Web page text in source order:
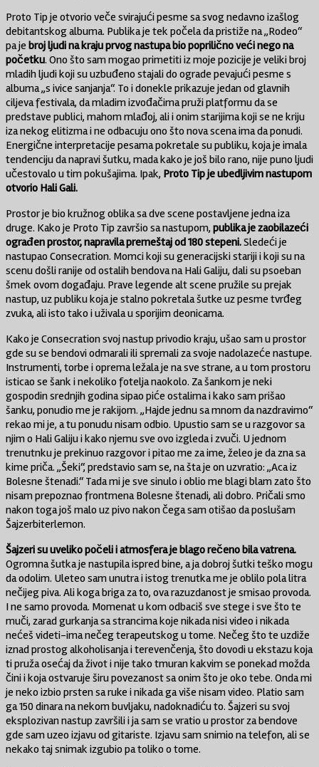
Proto Tip je otvorio veče svirajući pesme sa svog nedavno izašlog
debitantskog albuma. Publika je tek počela da pristiže na ,,Rodeo“
pa je broj ljudi na kraju prvog nastupa bio poprilično veći nego na
početku. Ono što sam mogao primetiti iz moje pozicije je veliki broj
mladih ljudi koji su uzbuđeno stajali do ograde pevajući pesme s
albuma „s ivice sanjanja“. To i donekle prikazuje jedan od glavnih
ciljeva festivala, da mladim izvođačima pruži platformu da se
predstave publici, mahom mlađoj, ali i onim starijima koji se ne kriju
iza nekog elitizma i ne odbacuju ono što nova scena ima da ponudi.
Energične interpretacije pesama pokretale su publiku, koja je imala
tendenciju da napravi šutku, mada kako je još bilo rano, nije puno ljudi
učestovalo u tim pokušajima. Ipak, Proto Tip je ubedljivim nastupom
otvorio Hali Gali.
Prostor je bio kružnog oblika sa dve scene postavljene jedna iza
druge. Kako je Proto Tip završio sa nastupom, publika je zaobilazeći
ograđen prostor, napravila premeštaj od 180 stepeni.Sledeći je
nastupao Consecration. Momci koji su generacijski stariji i koji su na
scenu došli ranije od ostalih bendova na Hali Galiju, dali su psoeban
šmek ovom događaju. Prave legende alt scene pružile su prejak
nastup, uz publiku koja je stalno pokretala šutke uz pesme tvrđeg
zvuka, ali isto tako i uživala u sporijim deonicama.
Kako je Consecration svoj nastup privodio kraju, ušao sam u prostor
gde su se bendovi odmarali ili spremali za svoje nadolazeće nastupe.
Instrumenti, torbe i oprema ležala je na sve strane, a u tom prostoru
isticao se šank i nekoliko fotelja naokolo. Za šankom je neki
gospodin srednjih godina sipao piće ostalima i kako sam prišao
šanku, ponudio me je rakijom. „Hajde jednu sa mnom da nazdravimo“
rekao mi je, a tu ponudu nisam odbio. Upustio sam se u razgovor sa
njim o Hali Galiju i kako njemu sve ovo izgleda i zvuči. U jednom
trenutnku je prekinuo razgovor i pitao me za ime, želeo je da zna sa
kime priča. „Šeki“, predstavio sam se, na šta je on uzvratio: ,,Aca iz
Bolesne štenadi.“ Tada mi je sve sinulo i oblio me blagi blam zato što
nisam prepoznao frontmena Bolesne štenadi, ali dobro. Pričali smo
nakon toga još malo uz pivo nakon čega sam otišao da poslušam
Šajzerbiterlemon.
Šajzeri su uveliko počeli i atmosfera je blago rečeno bila vatrena.
Ogromna šutka je nastupila ispred bine, a ja dobroj šutki teško mogu
da odolim. Uleteo sam unutra i istog trenutka me je oblilo pola litra
nečijeg piva. Ali koga briga za to, ova razuzdanost je smisao provoda.
I ne samo provoda. Momenat u kom odbaciš sve stege i sve što te
muči, zarad gurkanja sa strancima koje nikada nisi video i nikada
nećeš videti-ima nečeg terapeutskog u tome. Nečeg što te uzdiže
iznad prostog alkoholisanja i terevenčenja, što dovodi u ekstazu koja
ti pruža osećaj da život i nije tako tmuran kakvim se ponekad možda
čini i koja ostvaruje širu povezanost sa onim što je oko tebe. Onda mi
je neko izbio prsten sa ruke i nikada ga više nisam video. Platio sam
ga 150 dinara na nekom buvljaku, nadoknadiću to. Šajzeri su svoj
eksplozivan nastup završili i ja sam se vratio u prostor za bendove
gde sam uzeo izjavu od gitariste. Izjavu sam snimio na telefon, ali se
nekako taj snimak izgubio pa toliko o tome.